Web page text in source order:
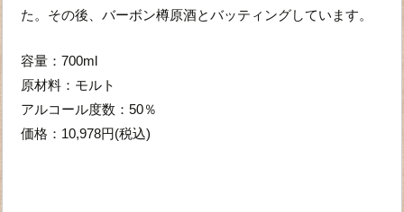
た。その後、バーボン樽原酒とバッティングしています。
容量：700ml
原材料：モルト
アルコール度数：50％
価格：10,978円(税込)